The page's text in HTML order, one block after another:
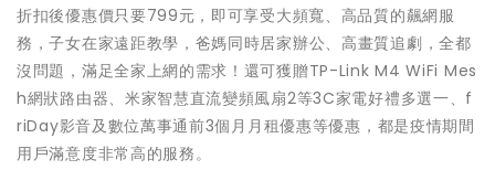
折扣後優惠價只要799元，即可享受大頻寬、高品質的飆網服
務，子女在家遠距教學，爸媽同時居家辦公、高畫質追劇，全都
沒問題，滿足全家上網的需求！還可獲贈TP-Link M4 WiFi Mes
h網狀路由器、米家智慧直流變頻風扇2等3C家電好禮多選一、f
riDay影音及數位萬事通前3個月月租優惠等優惠，都是疫情期間
用戶滿意度非常高的服務。